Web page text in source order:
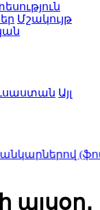
Մշակույթ
Այլ
այսօր․